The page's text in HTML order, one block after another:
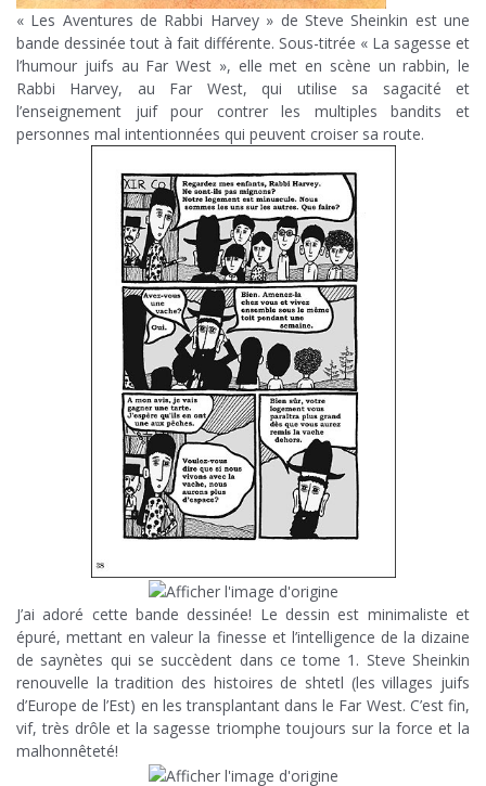
« Les Aventures de Rabbi Harvey » de Steve Sheinkin est une
bande dessinée tout à fait différente. Sous-titrée « La sagesse et
l’humour juifs au Far West », elle met en scène un rabbin, le
Rabbi Harvey, au Far West, qui utilise sa sagacité et
l’enseignement juif pour contrer les multiples bandits et
personnes mal intentionnées qui peuvent croiser sa route.
J’ai adoré cette bande dessinée! Le dessin est minimaliste et
épuré, mettant en valeur la finesse et l’intelligence de la dizaine
de saynètes qui se succèdent dans ce tome 1. Steve Sheinkin
renouvelle la tradition des histoires de shtetl (les villages juifs
d’Europe de l’Est) en les transplantant dans le Far West. C’est fin,
vif, très drôle et la sagesse triomphe toujours sur la force et la
malhonnêteté!